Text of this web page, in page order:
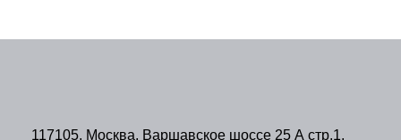
117105, Москва, Варшавское шоссе 25 А стр.1,